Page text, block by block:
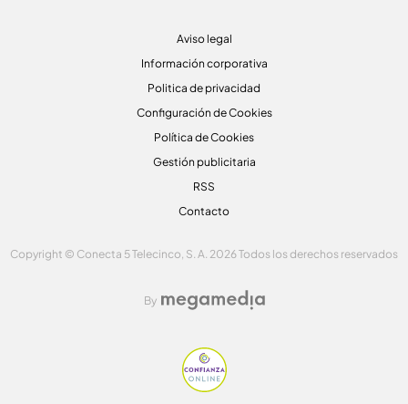
Aviso legal
Información corporativa
Politica de privacidad
Configuración de Cookies
Política de Cookies
Gestión publicitaria
RSS
Contacto
Copyright © Conecta 5 Telecinco, S. A. 2026 Todos los derechos reservados
By